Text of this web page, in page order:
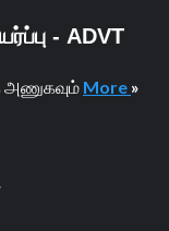
- ADVT
அணுகவும் More »